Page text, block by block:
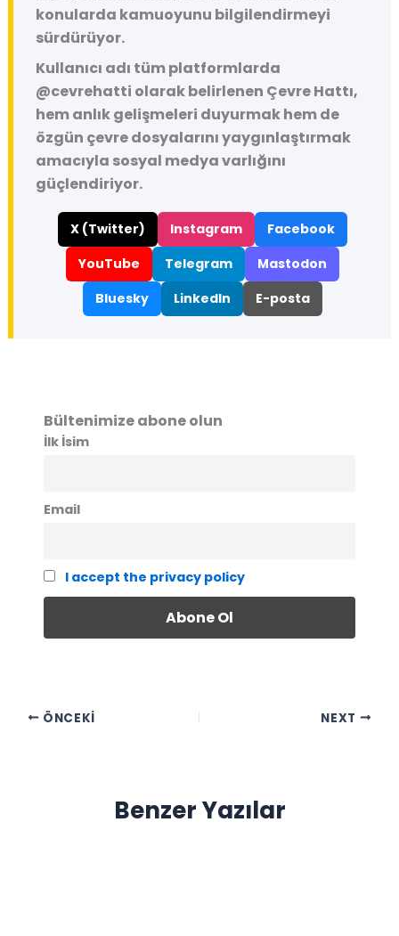
konularda kamuoyunu bilgilendirmeyi
sürdürüyor.
Kullanıcı adı tüm platformlarda
@cevrehatti olarak belirlenen Çevre Hattı,
hem anlık gelişmeleri duyurmak hem de
özgün çevre dosyalarını yaygınlaştırmak
amacıyla sosyal medya varlığını
güçlendiriyor.
X (Twitter) Instagram
Facebook
YouTube
Telegram
Mastodon
Bluesky
LinkedIn E-posta
Bültenimize abone olun
İlk İsim
Email
I accept the privacy policy
ÖNCEKI NEXT
Benzer Yazılar